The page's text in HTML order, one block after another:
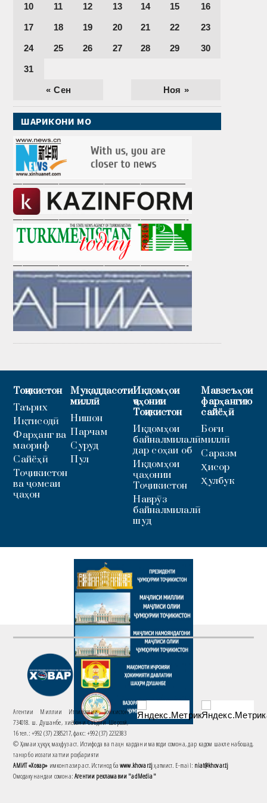
« Сен Ноя »
10 11 12 13 14 15 16
17 18 19 20 21 22 23
24 25 26 27 28 29 30
31
ШАРИКОНИ МО
———————————————————
———————————————————-
———————————————————-
Тоҷикистон
Таърих
Иқтисодӣ
Фарҳанг ва
маориф
Сайёҳӣ
Тоҷикистон
ва ҷомеаи
ҷаҳон
Муқаддасоти
миллӣ
Нишон
Парчам
Суруд
Пул
Иқдомҳои
ҷаҳонии
Тоҷикистон
Иқдомҳои
байналмилалӣ
дар соҳаи об
Иқдомҳои
ҷаҳонии
Тоҷикистон
Наврӯз
байналмилалӣ
шуд
Мавзеъҳои
фарҳангию
сайёҳӣ
Боғи
миллӣ
Саразм
Ҳисор
Ҳулбук
Агентии Миллии Иттилоотии Тоҷикистон
734018. ш. Душанбе, хиёбони Саъдии Шерозӣ,
16 тел.: +992 (37) 2385217, факс: +992 (37) 2232383
© Ҳамаи ҳуқуқ маҳфуз аст. Истифода ва паҳн кардани маводи сомона, дар кадом шакле набошад,
танҳо бо иҷозати хаттии роҳбарияти
АМИТ «Ховар» имконпазир аст. Истинод баwww.khovar.tjҳатмист. E-mail: niat@khovar.tj
Омодакунандаи сомона:Агентии рекламавии "adMedia"